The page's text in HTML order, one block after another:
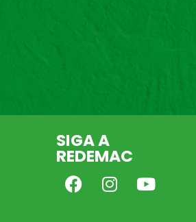
SIGA A
REDEMAC